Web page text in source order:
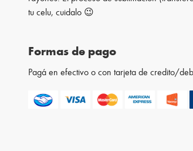
tu celu, cuidalo 😉
Formas de pago
Pagá en efectivo o con tarjeta de credito/